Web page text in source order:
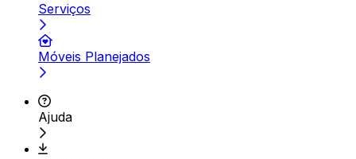
Serviços
Móveis Planejados
Ajuda